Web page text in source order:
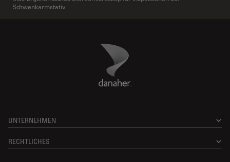
Schwenkarmstativ
Danaher Logo
UNTERNEHMEN
RECHTLICHES